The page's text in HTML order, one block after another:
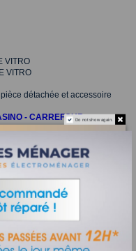
VITRO
VITRO
détachée et accessoire
- CARREFOUR -
2400w whirlpool
dans la liste
Do not show again.